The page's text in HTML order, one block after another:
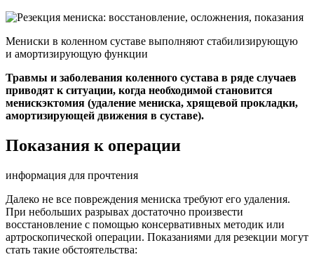
Мениски в коленном суставе выполняют стабилизирующую
и амортизирующую функции
Травмы и заболевания коленного сустава в ряде случаев
приводят к ситуации, когда необходимой становится
менискэктомия (удаление мениска, хрящевой прокладки,
амортизирующей движения в суставе).
Показания к операции
информация для прочтения
Далеко не все повреждения мениска требуют его удаления.
При небольших разрывах достаточно произвести
восстановление с помощью консервативных методик или
артроскопической операции. Показаниями для резекции могут
стать такие обстоятельства: